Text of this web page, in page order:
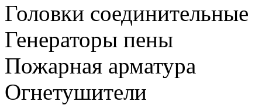
Головки соединительные
Генераторы пены
Пожарная арматура
Огнетушители